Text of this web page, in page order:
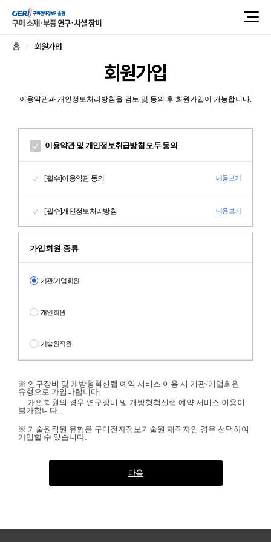
홈 회원가입
회원가입
이용약관과 개인정보처리방침을 검토 및 동의 후 회원가입이 가능합니다.
이용약관 및 개인정보취급방침 모두 동의
[필수]이용약관 동의 내용보기
[필수]개인정보처리방침 내용보기
가입회원 종류
기관/기업회원
개인회원
기술원직원
※ 연구장비 및 개방형혁신랩 예약 서비스 이용 시 기관/기업회원
유형으로 가입바랍니다.
개인회원의 경우 연구장비 및 개방형혁신랩 예약 서비스 이용이
불가합니다.
※ 기술원직원 유형은 구미전자정보기술원 재직자인 경우 선택하여
가입할 수 있습니다.
다음